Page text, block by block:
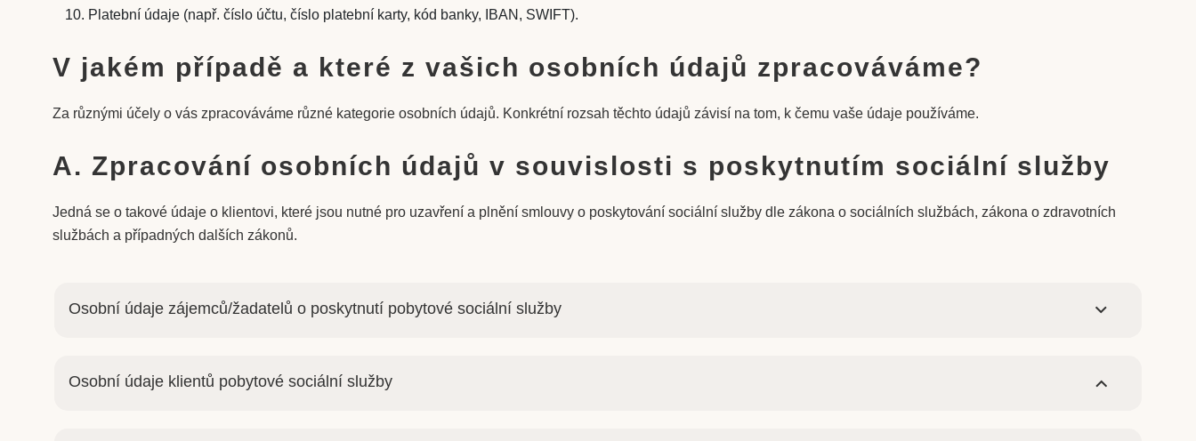
Platební údaje (např. číslo účtu, číslo platební karty, kód banky, IBAN, SWIFT).
V jakém případě a které z vašich osobních údajů zpracováváme?
Za různými účely o vás zpracováváme různé kategorie osobních údajů. Konkrétní rozsah těchto údajů závisí na tom, k čemu vaše údaje používáme.
A. Zpracování osobních údajů v souvislosti s poskytnutím sociální služby
Jedná se o takové údaje o klientovi, které jsou nutné pro uzavření a plnění smlouvy o poskytování sociální služby dle zákona o sociálních službách, zákona o zdravotních
službách a případných dalších zákonů.
Osobní údaje zájemců/žadatelů o poskytnutí pobytové sociální služby
Osobní údaje klientů pobytové sociální služby